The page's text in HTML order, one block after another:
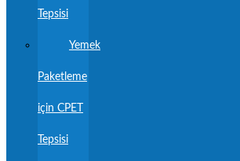
Tepsisi
Yemek
Paketleme
için CPET
Tepsisi